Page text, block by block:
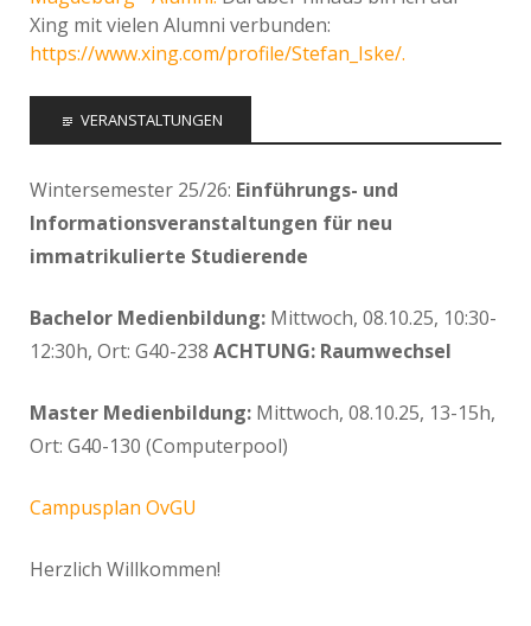
Xing mit vielen Alumni verbunden:
https://www.xing.com/profile/Stefan_Iske/.
VERANSTALTUNGEN
Wintersemester 25/26: Einführungs- und
Informationsveranstaltungen für neu
immatrikulierte Studierende
Bachelor Medienbildung: Mittwoch, 08.10.25, 10:30-
12:30h, Ort: G40-238 ACHTUNG: Raumwechsel
Master Medienbildung: Mittwoch, 08.10.25, 13-15h,
Ort: G40-130 (Computerpool)
Campusplan OvGU
Herzlich Willkommen!